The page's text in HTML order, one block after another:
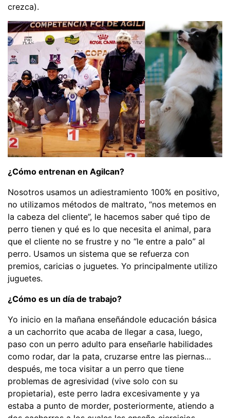
crezca).
¿Cómo entrenan en Agilcan?
Nosotros usamos un adiestramiento 100% en positivo,
no utilizamos métodos de maltrato, “nos metemos en
la cabeza del cliente”, le hacemos saber qué tipo de
perro tienen y qué es lo que necesita el animal, para
que el cliente no se frustre y no “le entre a palo” al
perro. Usamos un sistema que se refuerza con
premios, caricias o juguetes. Yo principalmente utilizo
juguetes.
¿Cómo es un día de trabajo?
Yo inicio en la mañana enseñándole educación básica
a un cachorrito que acaba de llegar a casa, luego,
paso con un perro adulto para enseñarle habilidades
como rodar, dar la pata, cruzarse entre las piernas…
después, me toca visitar a un perro que tiene
problemas de agresividad (vive solo con su
propietaria), este perro ladra excesivamente y ya
estaba a punto de morder, posteriormente, atiendo a